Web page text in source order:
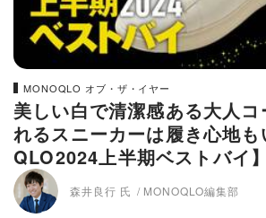
MONOQLO オブ・ザ・イヤー
美しい白で清潔感ある大人
れるスニーカーは履き心地
QLO2024上半期ベストバイ】
森井良行 氏 MONOQLO編集部